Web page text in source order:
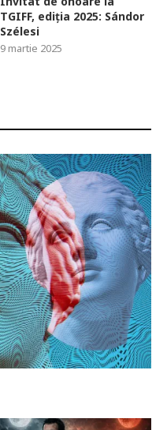
TGIFF, ediția 2025: Sándor
Szélesi
9 martie 2025